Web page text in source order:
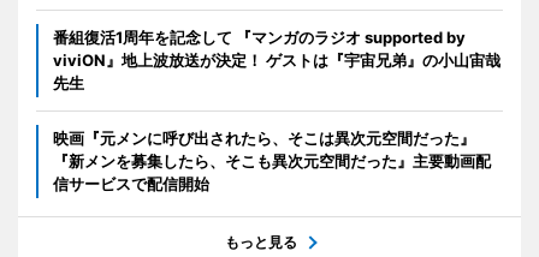
番組復活1周年を記念して 『マンガのラジオ supported by
viviON』地上波放送が決定！ ゲストは『宇宙兄弟』の小山宙哉
先生
映画『元メンに呼び出されたら、そこは異次元空間だった』
『新メンを募集したら、そこも異次元空間だった』主要動画配
信サービスで配信開始
もっと見る